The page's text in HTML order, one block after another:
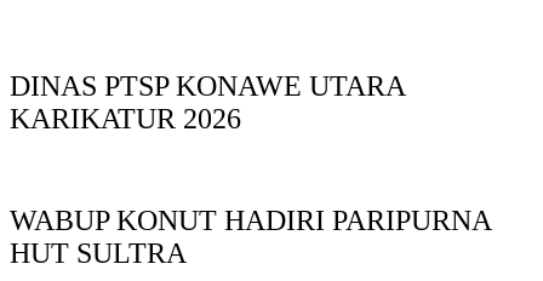
DINAS PTSP KONAWE UTARA
KARIKATUR 2026
WABUP KONUT HADIRI PARIPURNA
HUT SULTRA